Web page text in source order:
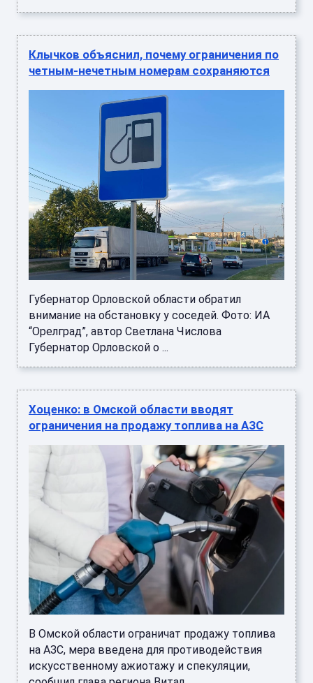
Клычков объяснил, почему ограничения по
четным-нечетным номерам сохраняются
Губернатор Орловской области обратил
внимание на обстановку у соседей. Фото: ИА
“Орелград”, автор Светлана Числова
Губернатор Орловской о ...
Хоценко: в Омской области вводят
ограничения на продажу топлива на АЗС
В Омской области ограничат продажу топлива
на АЗС, мера введена для противодействия
искусственному ажиотажу и спекуляции,